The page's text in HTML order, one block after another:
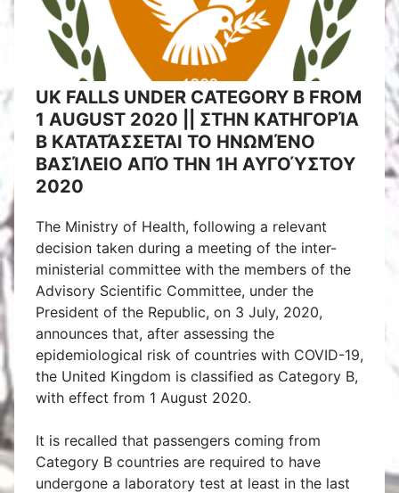
UK FALLS UNDER CATEGORY B FROM
1 AUGUST 2020 || ΣΤΗΝ ΚΑΤΗΓΟΡΊΑ
Β ΚΑΤΑΤΆΣΣΕΤΑΙ ΤΟ ΗΝΩΜΈΝΟ
ΒΑΣΊΛΕΙΟ ΑΠΌ ΤΗΝ 1Η ΑΥΓΟΎΣΤΟΥ
2020
The Ministry of Health, following a relevant
decision taken during a meeting of the inter-
ministerial committee with the members of the
Advisory Scientific Committee, under the
President of the Republic, on 3 July, 2020,
announces that, after assessing the
epidemiological risk of countries with COVID-19,
the United Kingdom is classified as Category B,
with effect from 1 August 2020.
It is recalled that passengers coming from
Category B countries are required to have
undergone a laboratory test at least in the last